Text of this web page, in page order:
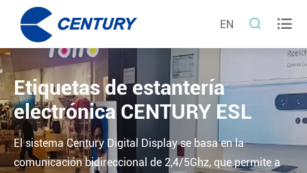
EN  
Etiquetas de estantería
electrónica CENTURY ESL
El sistema Century Digital Display se basa en la
comunicación bidireccional de 2,4/5Ghz, que permite a